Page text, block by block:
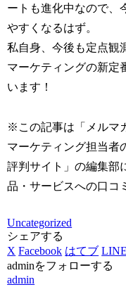
ートも進化中なので、
やすくなるはず。
私自身、今後も定点観
マーケティングの新定
います！
※この記事は「メルマ
マーケティング担当者
評判サイト」の編集部
品・サービスへの口コ
Uncategorized
シェアする
X Facebook はてブ LINE
adminをフォローする
admin